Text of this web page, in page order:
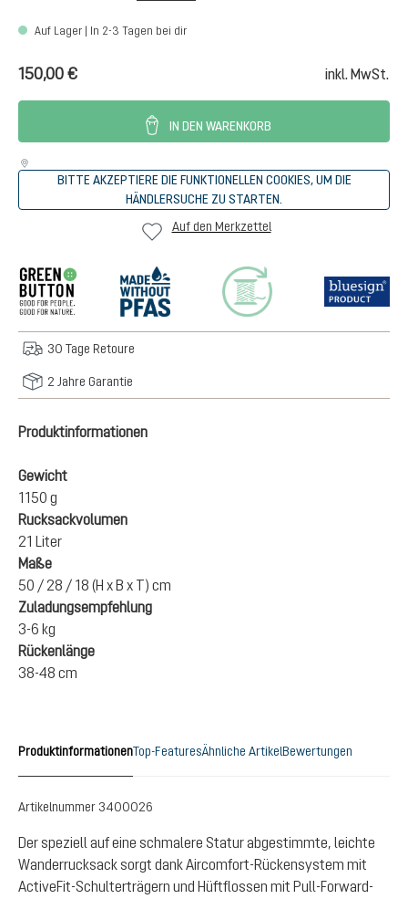
Auf Lager | In 2-3 Tagen bei dir
150,00 € inkl. MwSt.
IN DEN WARENKORB
BITTE AKZEPTIERE DIE FUNKTIONELLEN COOKIES, UM DIE
HÄNDLERSUCHE ZU STARTEN.
Auf den Merkzettel
30 Tage Retoure
2 Jahre Garantie
Produktinformationen
Gewicht
1150 g
Rucksackvolumen
21 Liter
Maße
50 / 28 / 18 (H x B x T) cm
Zuladungsempfehlung
3-6 kg
Rückenlänge
38-48 cm
ProduktinformationenTop-FeaturesÄhnliche ArtikelBewertungen
Artikelnummer 3400026
Der speziell auf eine schmalere Statur abgestimmte, leichte
Wanderrucksack sorgt dank Aircomfort-Rückensystem mit
ActiveFit-Schulterträgern und Hüftflossen mit Pull-Forward-